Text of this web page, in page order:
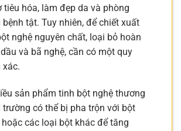
tiêu hóa, làm đẹp da và phòng
tật. Tuy nhiên, để chiết xuất
nghệ nguyên chất, loại bỏ hoàn
và bã nghệ, cần có một quy
xác.
sản phẩm tinh bột nghệ thương
trường có thể bị pha trộn với bột
các loại bột khác để tăng